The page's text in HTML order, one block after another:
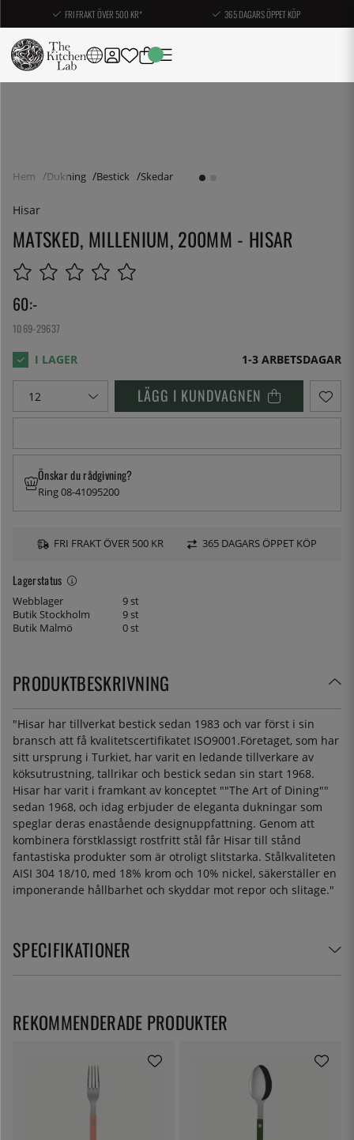
FRI FRAKT ÖVER 500 KR* 365 DAGARS ÖPPET KÖP
Hem Dukning Bestick Skedar
Hisar
MATSKED, MILLENIUM, 200MM - HISAR
60:-
1069-29637
1-3 ARBETSDAGAR
LÄGG I KUNDVAGNEN
Lagerstatus
Webblager
9 st
Butik Stockholm
9 st
Butik Malmö
0 st
Önskar du rådgivning?
Ring 08-41095200
FRI FRAKT ÖVER 500 KR 365 DAGARS ÖPPET KÖP
PRODUKTBESKRIVNING
"Hisar har tillverkat bestick sedan 1983 och var först i sin
bransch att få kvalitetscertifikatet ISO9001.Företaget, som har
sitt ursprung i Turkiet, har varit en ledande tillverkare av
köksutrustning, tallrikar och bestick sedan sin start 1968.
Hisar har varit i framkant av konceptet ""The Art of Dining""
sedan 1968, och idag erbjuder de eleganta dukningar som
speglar deras enastående designuppfattning. Genom att
kombinera förstklassigt rostfritt stål får Hisar till stånd
fantastiska produkter som är otroligt slitstarka. Stålkvaliteten
AISI 304 18/10, med 18% krom och 10% nickel, säkerställer en
imponerande hållbarhet och skyddar mot repor och slitage."
SPECIFIKATIONER
REKOMMENDERADE PRODUKTER